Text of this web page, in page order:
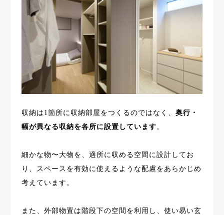
収納は1箇所に収納部屋をつくるのではなく、 奥行・
幅が異なる収納を各所に設置しています 。
細かな物〜大物を、適所に収める空間に設計してお
り、スペースを有効に使えるような配慮をあらかじめ
考えています。
また、外部物置は階段下の空間を利用し、使い易い玄